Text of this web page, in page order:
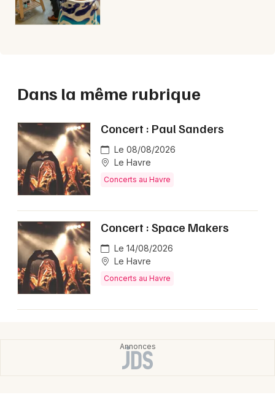
Dans la même rubrique
Concert : Paul Sanders
Le 08/08/2026
Le Havre
Concerts au Havre
Concert : Space Makers
Le 14/08/2026
Le Havre
Concerts au Havre